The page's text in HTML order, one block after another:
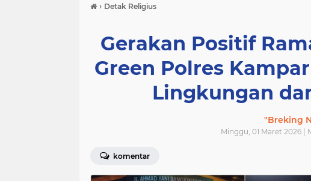
› Detak Religius
Gerakan Positif
Green Polres
Lingkungan
"Breking
Minggu, 01 Maret 2026 |
komentar